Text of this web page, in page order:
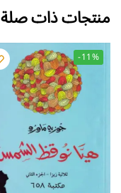
منتجات ذات صلة
-11%